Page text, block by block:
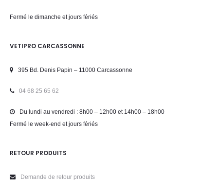
Fermé le dimanche et jours fériés
VETIPRO CARCASSONNE
395 Bd. Denis Papin – 11000 Carcassonne
04 68 25 65 62
Du lundi au vendredi : 8h00 – 12h00 et 14h00 – 18h00
Fermé le week-end et jours fériés
RETOUR PRODUITS
Demande de retour produits